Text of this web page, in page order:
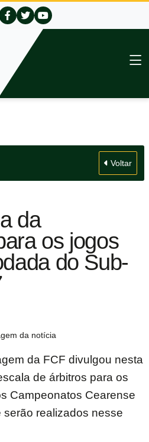
Voltar
da
os jogos
do Sub-
da FCF divulgou nesta
de árbitros para os
Campeonatos Cearense
realizados nesse